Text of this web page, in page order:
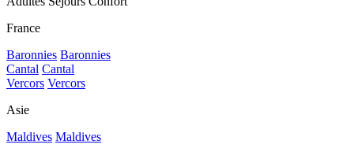
France
Baronnies Baronnies
Cantal Cantal
Vercors Vercors
Asie
Maldives Maldives